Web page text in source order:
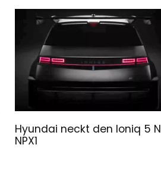
Hyundai neckt den Ioniq 5 N
NPX1